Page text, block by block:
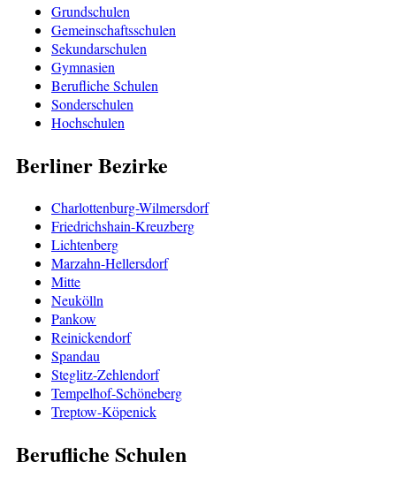
Grundschulen
Gemeinschaftsschulen
Sekundarschulen
Gymnasien
Berufliche Schulen
Sonderschulen
Hochschulen
Berliner Bezirke
Charlottenburg-Wilmersdorf
Friedrichshain-Kreuzberg
Lichtenberg
Marzahn-Hellersdorf
Mitte
Neukölln
Pankow
Reinickendorf
Spandau
Steglitz-Zehlendorf
Tempelhof-Schöneberg
Treptow-Köpenick
Berufliche Schulen